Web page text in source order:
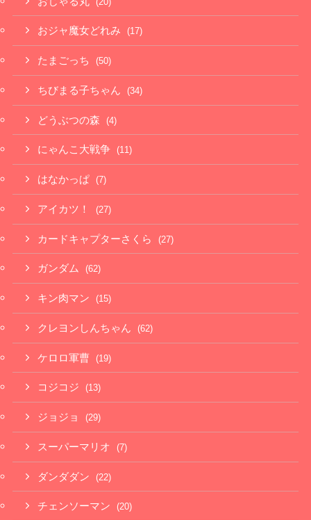
おジャ魔女どれみ (17)
たまごっち (50)
ちびまる子ちゃん (34)
どうぶつの森 (4)
にゃんこ大戦争 (11)
はなかっぱ (7)
アイカツ！ (27)
カードキャプターさくら (27)
ガンダム (62)
キン肉マン (15)
クレヨンしんちゃん (62)
ケロロ軍曹 (19)
コジコジ (13)
ジョジョ (29)
スーパーマリオ (7)
ダンダダン (22)
チェンソーマン (20)